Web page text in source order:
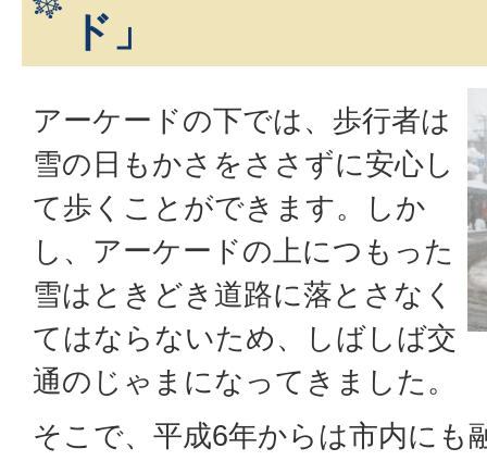
ド」
アーケードの下では、歩行者は
雪の日もかさをささずに安心し
て歩くことができます。しか
し、アーケードの上につもった
雪はときどき道路に落とさなく
てはならないため、しばしば交
通のじゃまになってきました。
そこで、平成6年からは市内にも